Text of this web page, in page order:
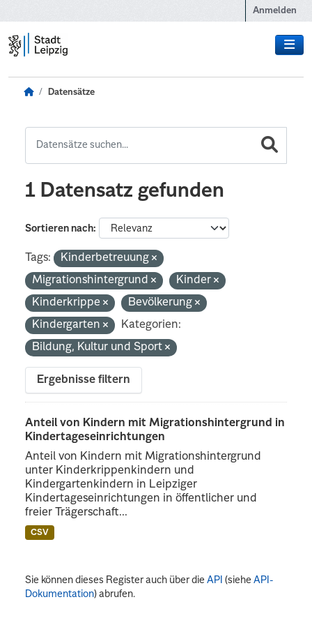
Anmelden
Datensätze
1 Datensatz gefunden
Sortieren nach
Tags:
Kinderbetreuung
Migrationshintergrund
Kinder
Kinderkrippe
Bevölkerung
Kindergarten
Kategorien:
Bildung, Kultur und Sport
Ergebnisse filtern
Anteil von Kindern mit Migrationshintergrund in
Kindertageseinrichtungen
Anteil von Kindern mit Migrationshintergrund
unter Kinderkrippenkindern und
Kindergartenkindern in Leipziger
Kindertageseinrichtungen in öffentlicher und
freier Trägerschaft...
CSV
Sie können dieses Register auch über dieAPI (sieheAPI-
Dokumentation) abrufen.